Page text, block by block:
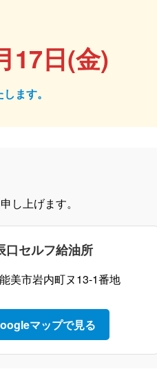
17日(金)
ます。
し上げます。
口セルフ給油所
美市岩内町ヌ13-1番地
マップで見る